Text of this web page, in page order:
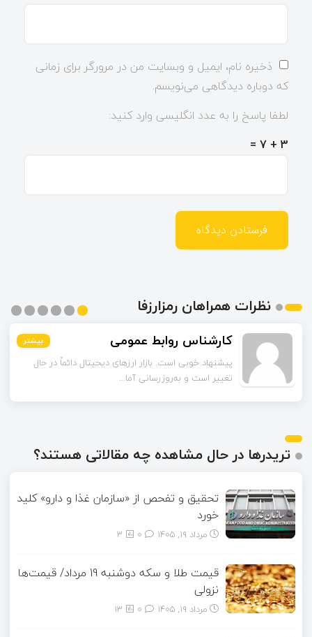
ذخیره نام، ایمیل و وبسایت من در مرورگر برای زمانی
که دوباره دیدگاهی می‌نویسم.
لطفا پاسخ را به عدد انگلیسی وارد کنید:
3 + 7 =
نظرات همراهان رمزارزفا
بیشتر مشکات بیشتر
چند مورد از آمارهای مقاله مربوط به سال‌های گذشته است.
آیا امکان دارد نسخه به‌روز...
بیشتر
بیشتر
بیشتر
بیشتر
تریدرها در حال مشاهده چه مقالاتی هستند؟
تحقیق و تفحص از «سازمان غذا و دارو» کلید
خورد
مرداد ۱۹, ۱۴۰۵ 3
قیمت طلا و سکه دوشنبه 19 مرداد/ قیمت‌ها
نزولی
مرداد ۱۹, ۱۴۰۵ 13